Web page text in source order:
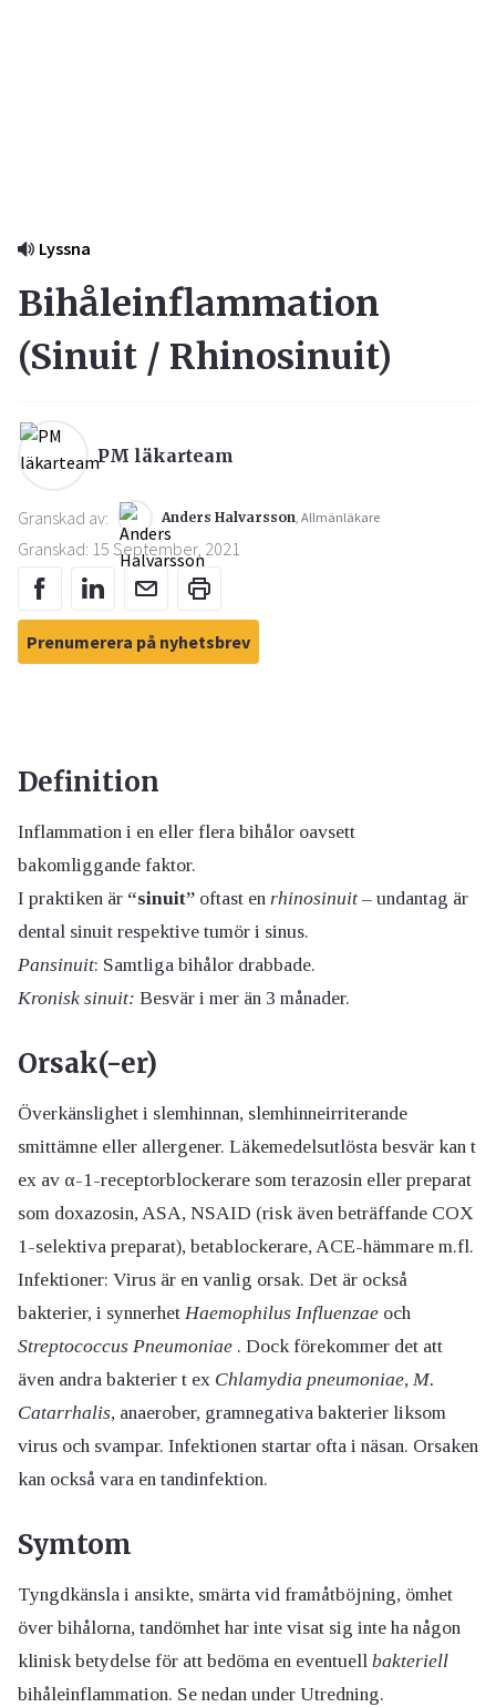
Lyssna
Bihåleinflammation
(Sinuit / Rhinosinuit)
PM läkarteam
Granskad av: Anders Halvarsson, Allmänläkare
Granskad: 15 September, 2021
Prenumerera på nyhetsbrev
Definition
Inflammation i en eller flera bihålor oavsett
bakomliggande faktor.
I praktiken är “sinuit” oftast en rhinosinuit– undantag är
dental sinuit respektive tumör i sinus.
Pansinuit: Samtliga bihålor drabbade.
Kronisk sinuit: Besvär i mer än 3 månader.
Orsak(-er)
Överkänslighet i slemhinnan, slemhinneirriterande
smittämne eller allergener. Läkemedelsutlösta besvär kan t
ex av α-1-receptorblockerare som terazosin eller preparat
som doxazosin, ASA, NSAID (risk även beträffande COX
1-selektiva preparat), betablockerare, ACE-hämmare m.fl.
Infektioner: Virus är en vanlig orsak. Det är också
bakterier, i synnerhet Haemophilus Influenzae och
Streptococcus Pneumoniae . Dock förekommer det att
även andra bakterier t ex Chlamydia pneumoniae, M.
Catarrhalis, anaerober, gramnegativa bakterier liksom
virus och svampar. Infektionen startar ofta i näsan. Orsaken
kan också vara en tandinfektion.
Symtom
Tyngdkänsla i ansikte, smärta vid framåtböjning, ömhet
över bihålorna, tandömhet har inte visat sig inte ha någon
klinisk betydelse för att bedöma en eventuell bakteriell
bihåleinflammation. Se nedan under Utredning.